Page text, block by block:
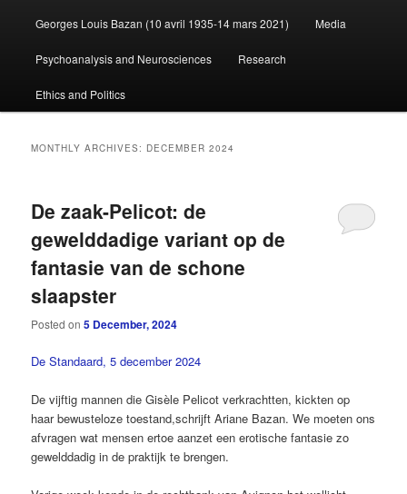
to
primary
to
secondary
Georges Louis Bazan (10 avril 1935-14 mars 2021) Media
Psychoanalysis and Neurosciences Research
Ethics and Politics
MONTHLY ARCHIVES: DECEMBER 2024
De zaak-Pelicot: de
gewelddadige variant op de
fantasie van de schone
slaapster
Posted on5 December, 2024
De Standaard, 5 december 2024
De vijftig mannen die Gisèle Pelicot verkrachtten, kickten op
haar bewusteloze toestand,schrijft Ariane Bazan. We moeten ons
afvragen wat mensen ertoe aanzet een erotische fantasie zo
gewelddadig in de praktijk te brengen.